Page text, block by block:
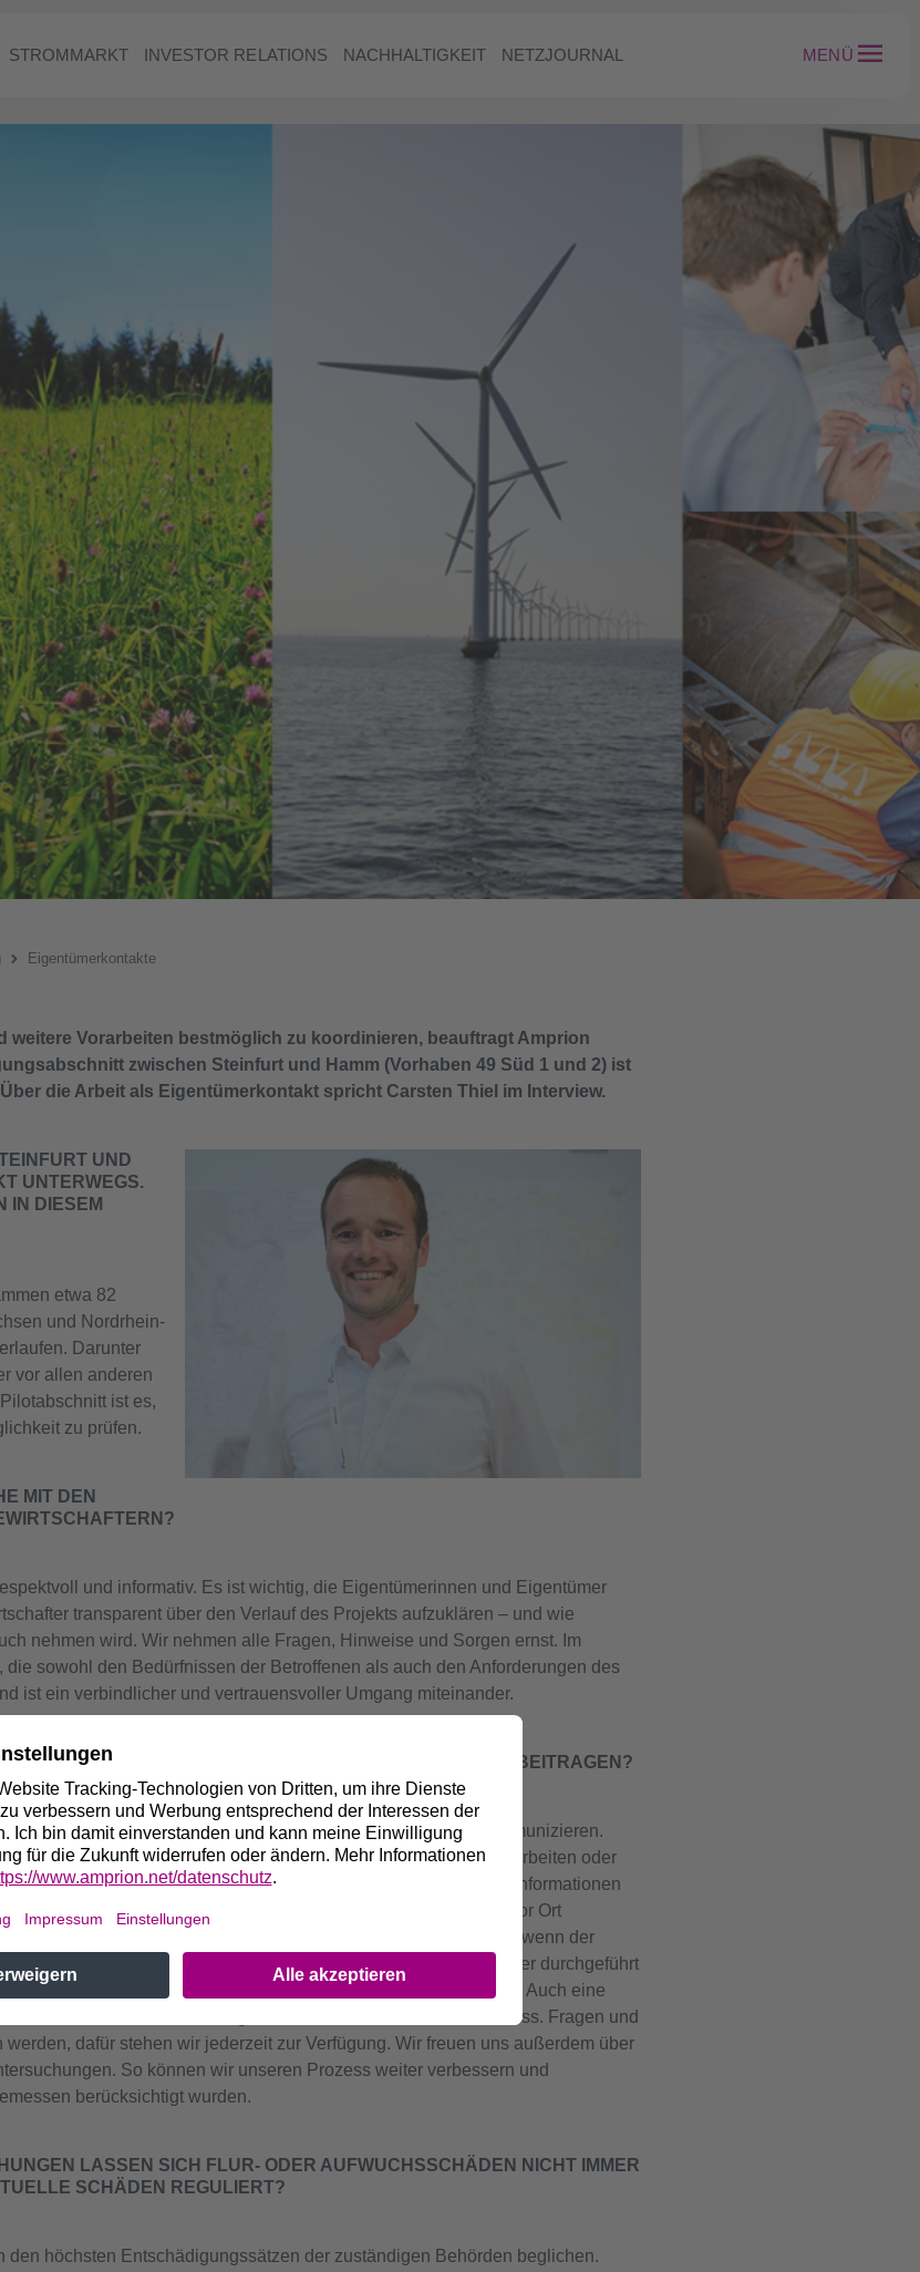
STROMMARKT INVESTOR RELATIONS NACHHALTIGKEIT NETZJOURNAL MENÜ
Eigentümerkontakte
Vorarbeiten bestmöglich zu koordinieren, beauftragt Amprion
zwischen Steinfurt und Hamm (Vorhaben 49 Süd 1 und 2) ist
die Arbeit als Eigentümerkontakt spricht Carsten Thiel im Interview.
UND
UNTERWEGS.
IN DIESEM
etwa 82
und Nordrhein-
Darunter
vor allen anderen
ist es,
zu prüfen.
MIT DEN
und informativ. Es ist wichtig, die Eigentümerinnen und Eigentümer
transparent über den Verlauf des Projekts aufzuklären – und wie
nehmen wird. Wir nehmen alle Fragen, Hinweise und Sorgen ernst. Im
sowohl den Bedürfnissen der Betroffenen als auch den Anforderungen des
ist ein verbindlicher und vertrauensvoller Umgang miteinander.
GUTEN VERLAUF DER BAUGRUNDUNTERSUCHUNG BEITRAGEN?
Fragen, Bedenken und Anregungen frühzeitig und offen kommunizieren.
über die Geschichte des Grundstücks, frühere Bauarbeiten oder
die für die Untersuchung wichtig sein könnten – zum Beispiel Informationen
So können wir bereits im Vorfeld die Sachverhalte vor Ort
Sobald die Arbeiten anstehen, ist es hilfreich, wenn der
möglich ist – denn dann können die Untersuchungen effizienter durchgeführt
und Zugangsbedingungen koordiniere ich als Eigentümerkontakt. Auch eine
die die Untersuchungen durchführt, erleichtert den Prozess. Fragen und
dafür stehen wir jederzeit zur Verfügung. Wir freuen uns außerdem über
So können wir unseren Prozess weiter verbessern und
berücksichtigt wurden.
LASSEN SICH FLUR- ODER AUFWUCHSSCHÄDEN NICHT IMMER
SCHÄDEN REGULIERT?
den höchsten Entschädigungssätzen der zuständigen Behörden beglichen.